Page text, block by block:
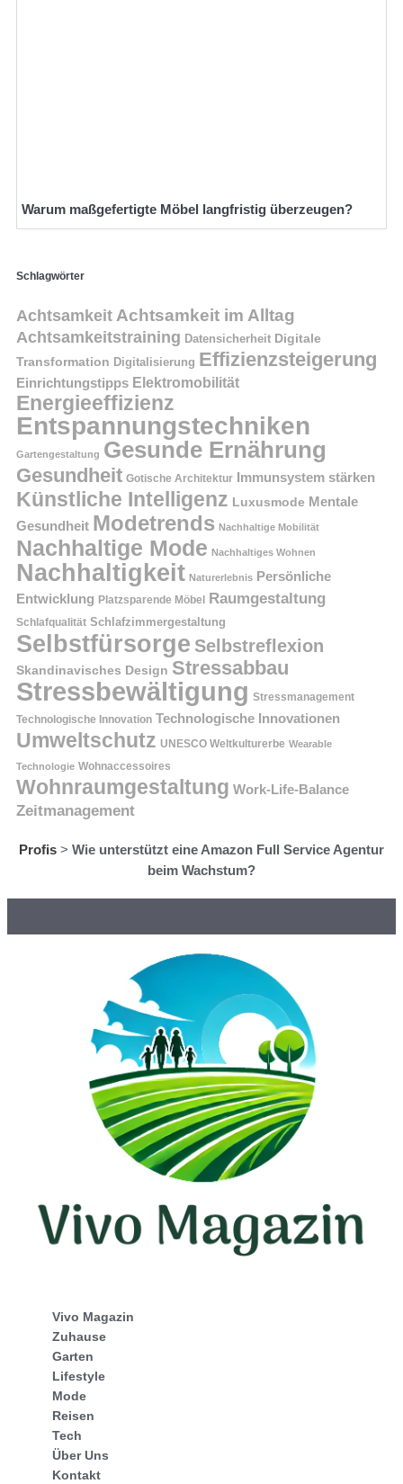
Warum maßgefertigte Möbel langfristig überzeugen?
Schlagwörter
Achtsamkeit Achtsamkeit im Alltag
Achtsamkeitstraining Datensicherheit Digitale
Transformation Digitalisierung Effizienzsteigerung
Einrichtungstipps Elektromobilität
Energieeffizienz
Entspannungstechniken
Gartengestaltung Gesunde Ernährung
Gesundheit Gotische Architektur Immunsystem stärken
Künstliche Intelligenz Luxusmode Mentale
Gesundheit Modetrends Nachhaltige Mobilität
Nachhaltige Mode Nachhaltiges Wohnen
Nachhaltigkeit Naturerlebnis Persönliche
Entwicklung Platzsparende Möbel Raumgestaltung
Schlafqualität Schlafzimmergestaltung
Selbstfürsorge Selbstreflexion
Skandinavisches Design Stressabbau
Stressbewältigung Stressmanagement
Technologische Innovation Technologische Innovationen
Umweltschutz UNESCO Weltkulturerbe Wearable
Technologie Wohnaccessoires
Wohnraumgestaltung Work-Life-Balance
Zeitmanagement
Profis > Wie unterstützt eine Amazon Full Service Agentur
beim Wachstum?
Vivo Magazin
Zuhause
Garten
Lifestyle
Mode
Reisen
Tech
Über Uns
Kontakt